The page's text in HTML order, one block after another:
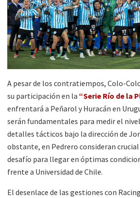
A pesar de los contratiempos, Colo-
su participación en la “Serie Río de la
enfrentará a Peñarol y Huracán en
serán fundamentales para medir el
detalles tácticos bajo la dirección de
obstante, en Pedrero consideran
desafío para llegar en óptimas
frente a Universidad de Chile.
El desenlace de las gestiones con